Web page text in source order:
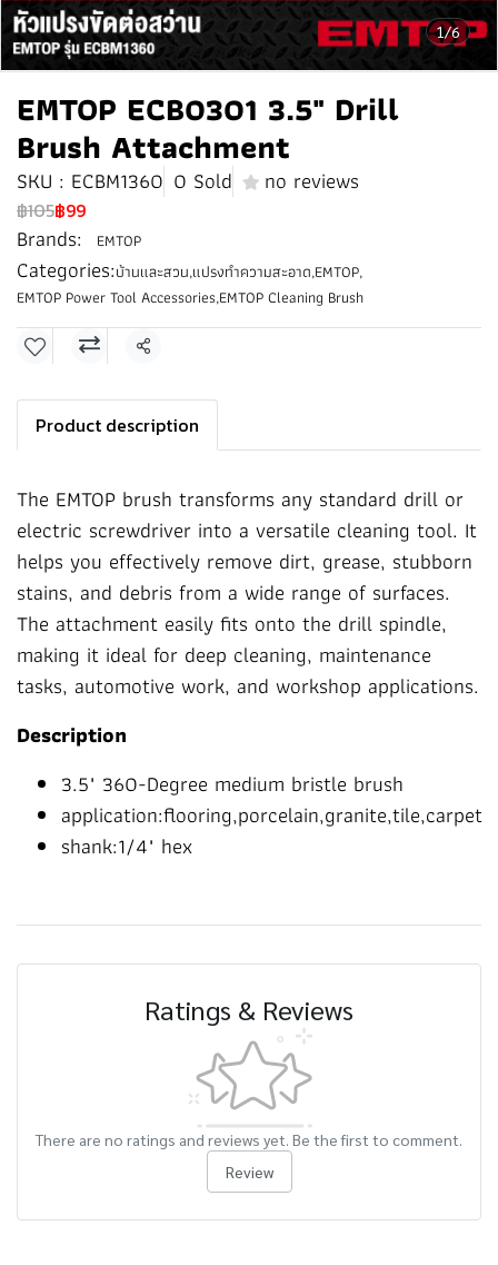
1/6
EMTOP ECB0301 3.5" Drill
Brush Attachment
SKU : ECBM1360 0 Sold no reviews
฿105฿99
Brands: EMTOP
Categories:บ้านและสวน,แปรงทำความสะอาด,EMTOP,
EMTOP Power Tool Accessories,EMTOP Cleaning Brush
Share
Product description
The EMTOP brush transforms any standard drill or
electric screwdriver into a versatile cleaning tool. It
helps you effectively remove dirt, grease, stubborn
stains, and debris from a wide range of surfaces.
The attachment easily fits onto the drill spindle,
making it ideal for deep cleaning, maintenance
tasks, automotive work, and workshop applications.
Description
3.5" 360-Degree medium bristle brush
application:flooring,porcelain,granite,tile,carpet
shank:1/4" hex
Ratings & Reviews
There are no ratings and reviews yet. Be the first to comment.
Review